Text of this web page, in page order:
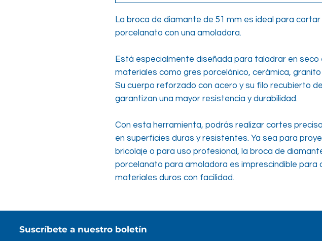
La broca de diamante de 51 mm es ideal para cortar
porcelanato con una amoladora.
Está especialmente diseñada para taladrar en seco
materiales como gres porcelánico, cerámica, granito
Su cuerpo reforzado con acero y su filo recubierto
garantizan una mayor resistencia y durabilidad.
Con esta herramienta, podrás realizar cortes
en superficies duras y resistentes. Ya sea para
bricolaje o para uso profesional, la broca de
porcelanato para amoladora es imprescindible para
materiales duros con facilidad.
Suscríbete a nuestro boletín